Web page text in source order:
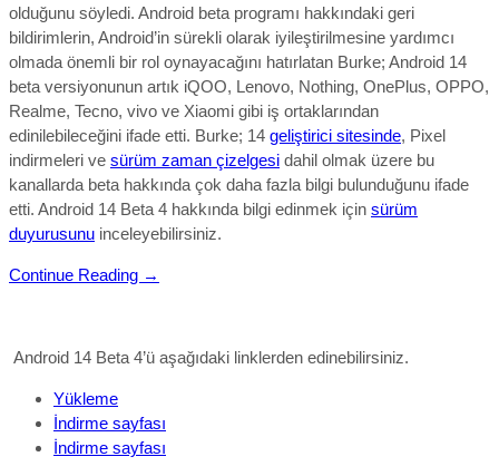
olduğunu söyledi. Android beta programı hakkındaki geri
bildirimlerin, Android’in sürekli olarak iyileştirilmesine yardımcı
olmada önemli bir rol oynayacağını hatırlatan Burke; Android 14
beta versiyonunun artık iQOO, Lenovo, Nothing, OnePlus, OPPO,
Realme, Tecno, vivo ve Xiaomi gibi iş ortaklarından
edinilebileceğini ifade etti. Burke; 14 geliştirici sitesinde, Pixel
indirmeleri ve sürüm zaman çizelgesi dahil olmak üzere bu
kanallarda beta hakkında çok daha fazla bilgi bulunduğunu ifade
etti. Android 14 Beta 4 hakkında bilgi edinmek için sürüm
duyurusunu inceleyebilirsiniz.
Continue Reading →
Android 14 Beta 4’ü aşağıdaki linklerden edinebilirsiniz.
Yükleme
İndirme sayfası
İndirme sayfası